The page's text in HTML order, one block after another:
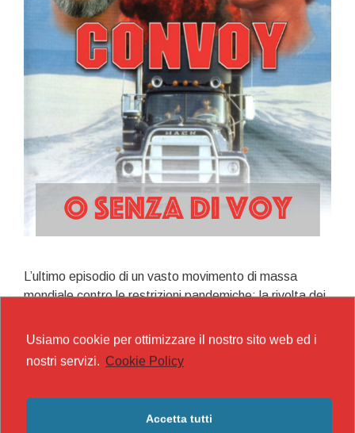
L’ultimo episodio di un vasto movimento di massa
mondiale contro le restrizioni pandemiche: la rivolta dei
riflessioni a ruota libera, auspicando che possano
essere utili nel confronto politico a sinistra. Oggi, anche
in una situazione in cui il movimento italiano sta
Usiamo cookie per ottimizzare il nostro sito web ed i
nostri servizi. Cookie Policy
Accetta tutti